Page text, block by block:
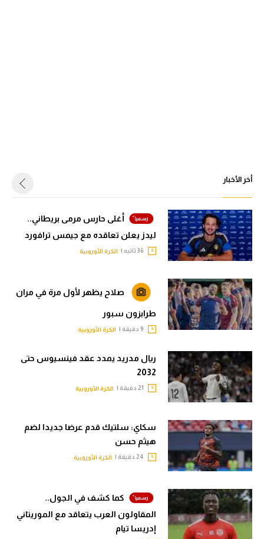
أخر الأخبار
أغلى حارس مرمى بريطاني..
ليدز يعلن تعاقده مع جيمس ترافورد
الكرة الأوروبية
صلاح يظهر لأول مرة في مران
طرابزون سبور
الكرة الأوروبية
ريال مدريد يمدد عقد فينسيوس حتى
2032
الكرة الأوروبية
سكاي: سلتيك قدم عرضا جديدا لضم
هيثم حسن
الكرة الأوروبية
كما كشف في الجول..
المقاولون العرب يتعاقد مع الموريتاني
إدريسا تيام